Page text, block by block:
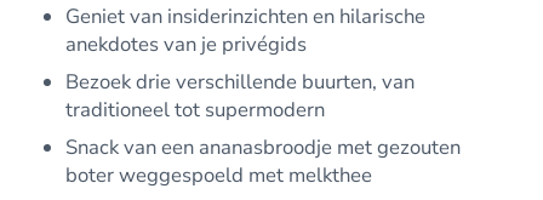
Geniet van insiderinzichten en hilarische
anekdotes van je privégids
Bezoek drie verschillende buurten, van
traditioneel tot supermodern
Snack van een ananasbroodje met gezouten
boter weggespoeld met melkthee